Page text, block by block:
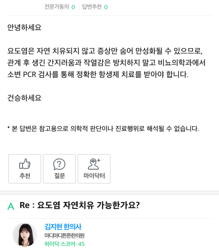
전문가동의 0 답변추천 0
안녕하세요
요도염은 자연 치유되지 않고 증상만 숨어 만성화될 수 있으므로,
관계 후 생긴 간지러움과 작열감은 방치하지 말고 비뇨의학과에서
소변 PCR 검사를 통해 정확한 항생제 치료를 받아야 합니다.
건승하세요
* 본 답변은 참고용으로 의학적 판단이나 진료행위로 해석될 수 없습니다.
추천 질문 마이닥터
Re : 요도염 자연치유 가능한가요?
김지현 한의사
마디마디튼튼한의원
하이닥 스코어: 45